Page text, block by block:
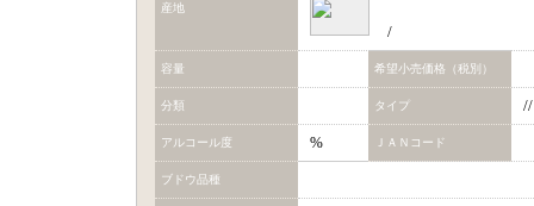
産地
/
容量 希望小売価格（税別）
分類 タイプ //
アルコール度 % ＪＡＮコード
ブドウ品種